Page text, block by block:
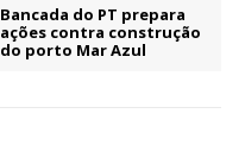
Bancada do PT prepara
ações contra construção
do porto Mar Azul